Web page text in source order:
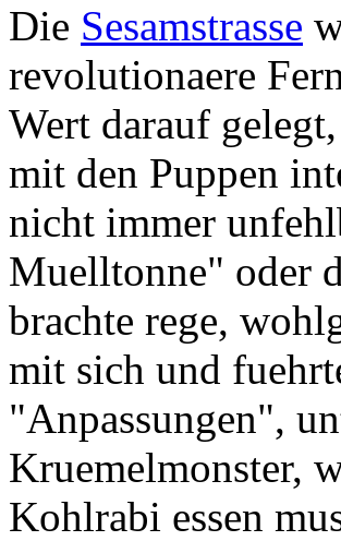
Die Sesamstrasse
revolutionaere
Wert darauf
mit den Puppen
nicht immer
Muelltonne" oder
brachte rege,
mit sich und
"Anpassungen",
Kruemelmonster,
Kohlrabi essen